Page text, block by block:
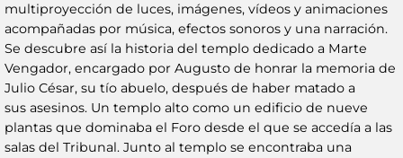
multiproyección de luces, imágenes, vídeos y animaciones
acompañadas por música, efectos sonoros y una narración.
Se descubre así la historia del templo dedicado a Marte
Vengador, encargado por Augusto de honrar la memoria de
Julio César, su tío abuelo, después de haber matado a
sus asesinos. Un templo alto como un edificio de nueve
plantas que dominaba el Foro desde el que se accedía a las
salas del Tribunal. Junto al templo se encontraba una